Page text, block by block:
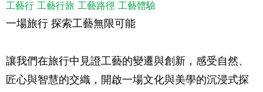
工藝行 工藝行旅 工藝路徑 工藝體驗
一場旅行 探索工藝無限可能
讓我們在旅行中見證工藝的變遷與創新，感受自然、
匠心與智慧的交織，開啟一場文化與美學的沉浸式探